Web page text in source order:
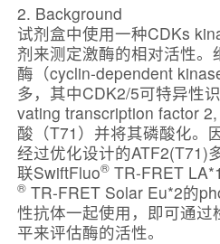
2. Background
试剂盒中使用一种CDKs
剂来测定激酶的相对活性
酶（cyclin-dependent
多，其中CDK2/5可特异性
vating transcription factor
酸（T71）并将其磷酸化。
经过优化设计的ATF2(T71)
联SwiftFluo®TR-FRET
®TR-FRET Solar Eu*2的
性抗体一起使用，即可通过
平来评估酶的活性。